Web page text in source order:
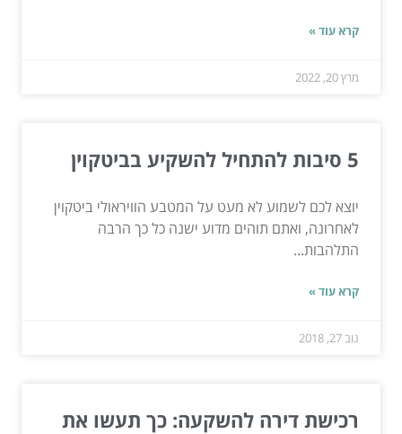
קרא עוד »
מרץ 20, 2022
5 סיבות להתחיל להשקיע בביטקוין
יוצא לכם לשמוע לא מעט על המטבע הוויראולי ביטקוין
לאחרונה, ואתם תוהים מדוע ישנה כל כך הרבה
התלהבות...
קרא עוד »
נוב 27, 2018
רכישת דירה להשקעה: כך תעשו את